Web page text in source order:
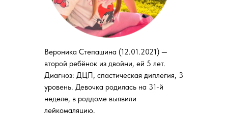
Вероника Степашина (12.01.2021) —
второй ребёнок из двойни, ей 5 лет.
Диагноз: ДЦП, спастическая диплегия, 3
уровень. Девочка родилась на 31-й
неделе, в роддоме выявили
лейкомаляцию.